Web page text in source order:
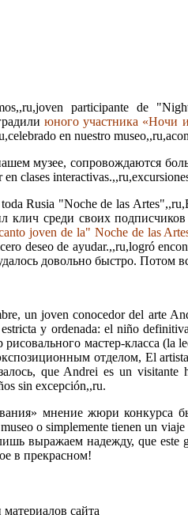
participante de
юного участника «Ночи
en nuestro
музее, сопровождаются
clases
Rusia "Noche de las
клич среди своих
joven de la" Noche de las
deseo de ayudar.,,ru,logró
довольно быстро. Потом
un joven conocedor del arte
y ordenada: el niño
мастер-класса (la
отделом, El
que Andrei es un
sin excepción,,ru.
мнение жюри конкурса
o simplemente tienen un
выражаем надежду, que este
в прекрасном!
сайта